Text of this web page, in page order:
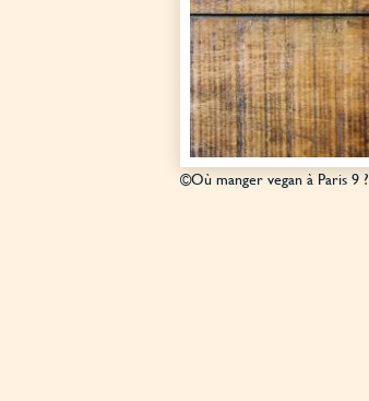
©Où manger vegan à Paris 9 ?